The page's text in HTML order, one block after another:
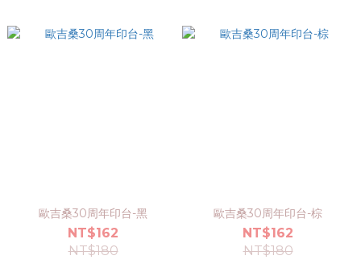
歐吉桑30周年印台-黑
NT$162
NT$180
歐吉桑30周年印台-棕
NT$162
NT$180